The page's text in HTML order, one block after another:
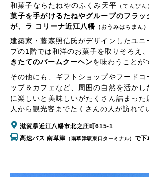
和菓子ならたねやのふくみ天平 （てんびん
菓子を手がけるたねやグループのフラ
が、ラ コリーナ近江八幡 （おうみはちまん）
建築家・藤森照信氏がデザインしたユニ
プの1階では和洋のお菓子を取りそろえ
きたてのバームクーヘンを味わうことが
その他にも、ギフトショップやフードコ
ップ＆カフェなど、周囲の自然を活かし
に楽しいと美味しいがたくさん詰まっ
人から観光客までたくさんの人が訪れて
滋賀県近江八幡市北之庄町615-1
高速バス 南草津 （南草津駅東口ターミナル） で下